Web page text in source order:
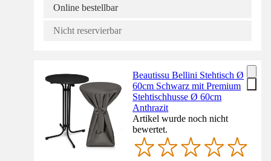
Online bestellbar
Nicht reservierbar
Beautissu Bellini Stehtisch Ø
60cm Schwarz mit Premium
Stehtischhusse Ø 60cm
Anthrazit
Artikel wurde noch nicht
bewertet.